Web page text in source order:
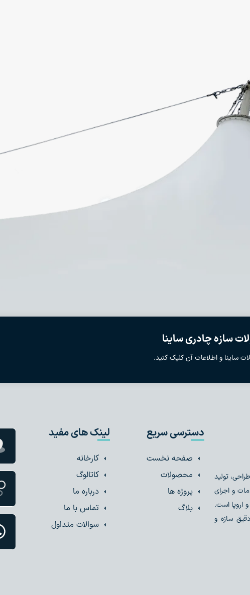
سازه چادری ساینا
ساینا و اطلاعات آن کلیک کنید.
تولید
و اجرای
اروپا است.
سازه و
دسترسی سریع
صفحه نخست
محصولات
پروژه ها
بلاگ
لینک های مفید
کارخانه
کاتالوگ
درباره ما
تماس با ما
سوالات متداول